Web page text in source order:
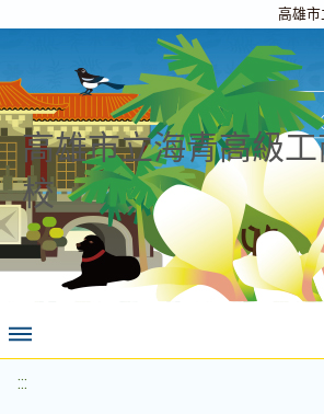
高雄市
高雄市立海青高級
校
:::